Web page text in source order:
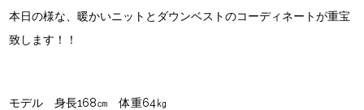
本日の様な、暖かいニットとダウンベストのコーディネートが重宝
致します！！
モデル 身長168㎝ 体重64㎏